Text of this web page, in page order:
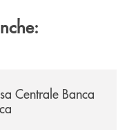
Centrale Banca